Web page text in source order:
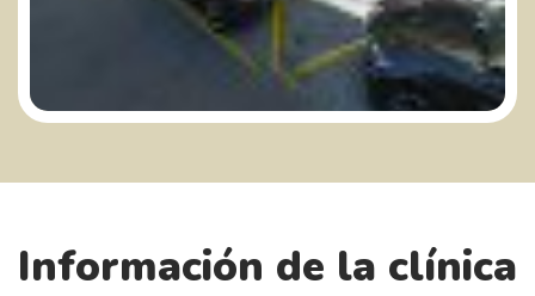
Información de la clínica